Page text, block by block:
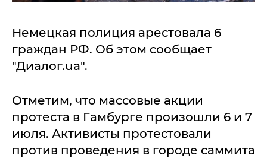
Немецкая полиция арестовала 6
граждан РФ. Об этом сообщает
"Диалог.ua".
Отметим, что массовые акции
протеста в Гамбурге произошли 6 и 7
июля. Активисты протестовали
против проведения в городе саммита